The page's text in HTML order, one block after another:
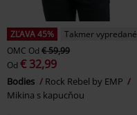
ZĽAVA 45%
Takmer vypredané
OMC Od € 59,99
Od € 32,99
Bodies
Rock Rebel by EMP
Mikina s kapucňou